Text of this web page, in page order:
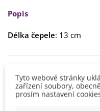
Popis
Délka čepele: 13 cm
Výrobce
Tyto webové stránky
zařízení soubory,
prosím nastavení